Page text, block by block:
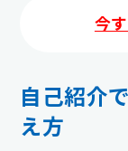
今
自己紹介
え方